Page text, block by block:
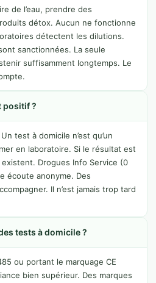
de l’eau, prendre des
détox. Aucun ne fonctionne
détectent les dilutions.
sanctionnées. La seule
suffisamment longtemps. Le
positif ?
test à domicile n’est qu’un
en laboratoire. Si le résultat est
Drogues Info Service (0
écoute anonyme. Des
Il n’est jamais trop tard
tests à domicile ?
ou portant le marquage CE
bien supérieur. Des marques